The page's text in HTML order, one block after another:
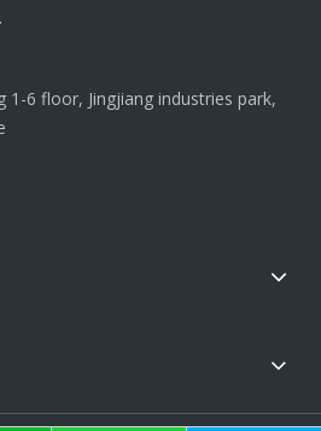
1-6 floor, Jingjiang industries park,